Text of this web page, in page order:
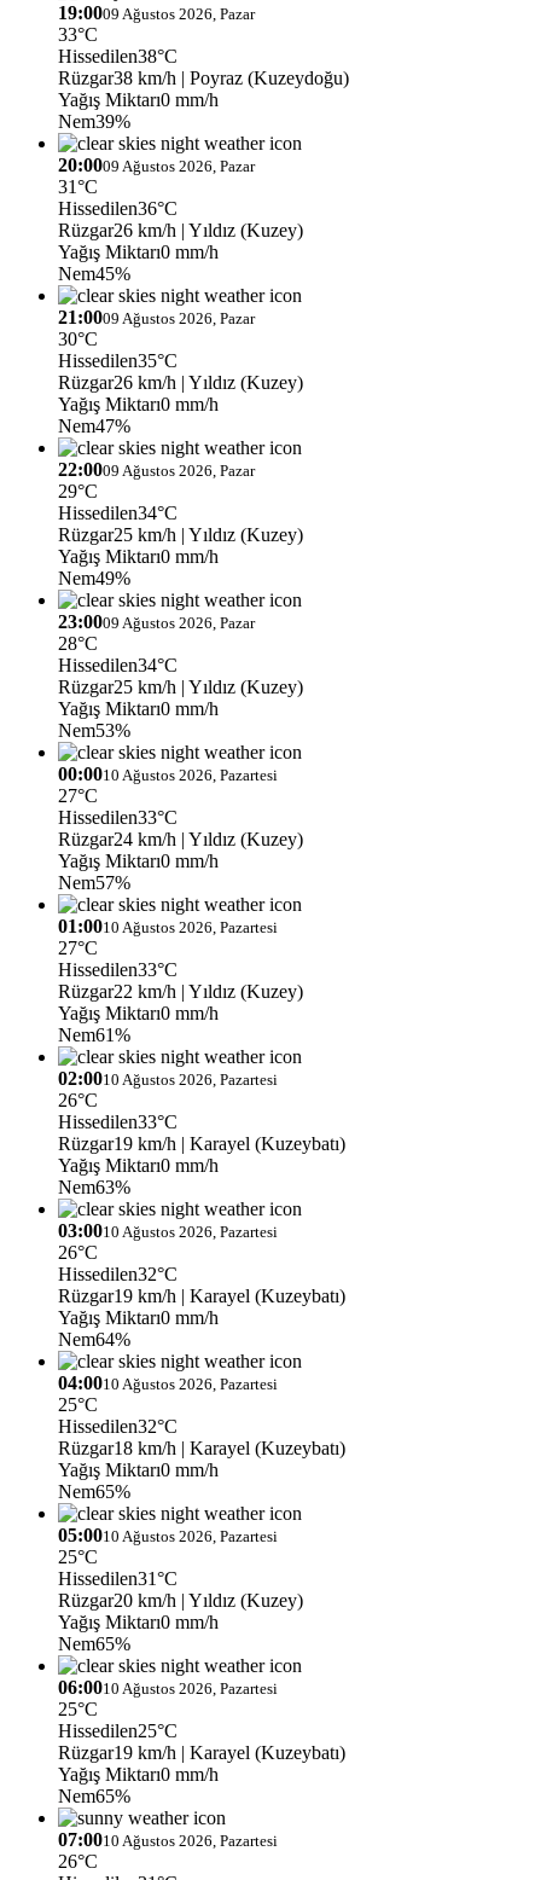
19:0009 Ağustos 2026, Pazar
33°C
Hissedilen38°C
Rüzgar38 km/h | Poyraz (Kuzeydoğu)
Yağış Miktarı0 mm/h
Nem39%
20:0009 Ağustos 2026, Pazar
31°C
Hissedilen36°C
Rüzgar26 km/h | Yıldız (Kuzey)
Yağış Miktarı0 mm/h
Nem45%
21:0009 Ağustos 2026, Pazar
30°C
Hissedilen35°C
Rüzgar26 km/h | Yıldız (Kuzey)
Yağış Miktarı0 mm/h
Nem47%
22:0009 Ağustos 2026, Pazar
29°C
Hissedilen34°C
Rüzgar25 km/h | Yıldız (Kuzey)
Yağış Miktarı0 mm/h
Nem49%
23:0009 Ağustos 2026, Pazar
28°C
Hissedilen34°C
Rüzgar25 km/h | Yıldız (Kuzey)
Yağış Miktarı0 mm/h
Nem53%
00:0010 Ağustos 2026, Pazartesi
27°C
Hissedilen33°C
Rüzgar24 km/h | Yıldız (Kuzey)
Yağış Miktarı0 mm/h
Nem57%
01:0010 Ağustos 2026, Pazartesi
27°C
Hissedilen33°C
Rüzgar22 km/h | Yıldız (Kuzey)
Yağış Miktarı0 mm/h
Nem61%
02:0010 Ağustos 2026, Pazartesi
26°C
Hissedilen33°C
Rüzgar19 km/h | Karayel (Kuzeybatı)
Yağış Miktarı0 mm/h
Nem63%
03:0010 Ağustos 2026, Pazartesi
26°C
Hissedilen32°C
Rüzgar19 km/h | Karayel (Kuzeybatı)
Yağış Miktarı0 mm/h
Nem64%
04:0010 Ağustos 2026, Pazartesi
25°C
Hissedilen32°C
Rüzgar18 km/h | Karayel (Kuzeybatı)
Yağış Miktarı0 mm/h
Nem65%
05:0010 Ağustos 2026, Pazartesi
25°C
Hissedilen31°C
Rüzgar20 km/h | Yıldız (Kuzey)
Yağış Miktarı0 mm/h
Nem65%
06:0010 Ağustos 2026, Pazartesi
25°C
Hissedilen25°C
Rüzgar19 km/h | Karayel (Kuzeybatı)
Yağış Miktarı0 mm/h
Nem65%
07:0010 Ağustos 2026, Pazartesi
26°C